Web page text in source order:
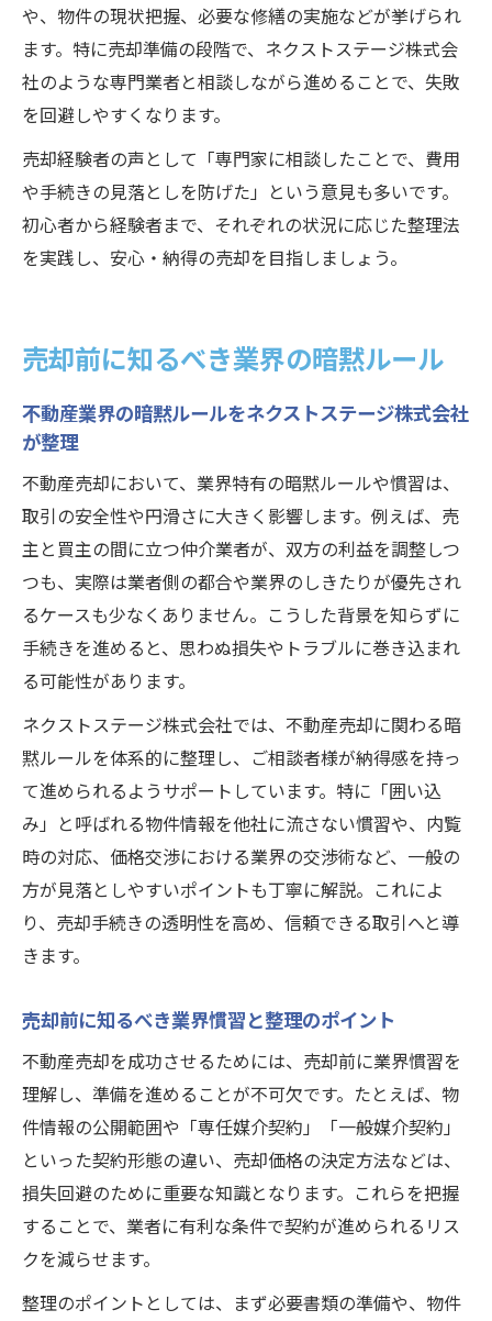
や、物件の現状把握、必要な修繕の実施などが挙げられ
ます。特に売却準備の段階で、ネクストステージ株式会
社のような専門業者と相談しながら進めることで、失敗
を回避しやすくなります。
売却経験者の声として「専門家に相談したことで、費用
や手続きの見落としを防げた」という意見も多いです。
初心者から経験者まで、それぞれの状況に応じた整理法
を実践し、安心・納得の売却を目指しましょう。
売却前に知るべき業界の暗黙ルール
不動産業界の暗黙ルールをネクストステージ株式会社
が整理
不動産売却において、業界特有の暗黙ルールや慣習は、
取引の安全性や円滑さに大きく影響します。例えば、売
主と買主の間に立つ仲介業者が、双方の利益を調整しつ
つも、実際は業者側の都合や業界のしきたりが優先され
るケースも少なくありません。こうした背景を知らずに
手続きを進めると、思わぬ損失やトラブルに巻き込まれ
る可能性があります。
ネクストステージ株式会社では、不動産売却に関わる暗
黙ルールを体系的に整理し、ご相談者様が納得感を持っ
て進められるようサポートしています。特に「囲い込
み」と呼ばれる物件情報を他社に流さない慣習や、内覧
時の対応、価格交渉における業界の交渉術など、一般の
方が見落としやすいポイントも丁寧に解説。これによ
り、売却手続きの透明性を高め、信頼できる取引へと導
きます。
売却前に知るべき業界慣習と整理のポイント
不動産売却を成功させるためには、売却前に業界慣習を
理解し、準備を進めることが不可欠です。たとえば、物
件情報の公開範囲や「専任媒介契約」「一般媒介契約」
といった契約形態の違い、売却価格の決定方法などは、
損失回避のために重要な知識となります。これらを把握
することで、業者に有利な条件で契約が進められるリス
クを減らせます。
整理のポイントとしては、まず必要書類の準備や、物件